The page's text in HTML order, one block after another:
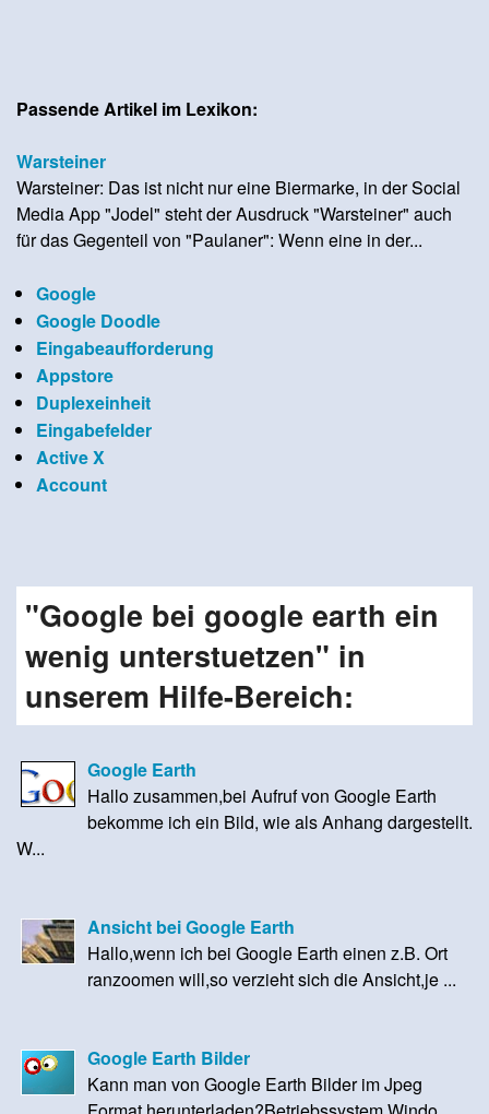
Passende Artikel im Lexikon:
Warsteiner
Warsteiner: Das ist nicht nur eine Biermarke, in der Social
Media App "Jodel" steht der Ausdruck "Warsteiner" auch
für das Gegenteil von "Paulaner": Wenn eine in der...
Google
Google Doodle
Eingabeaufforderung
Appstore
Duplexeinheit
Eingabefelder
Active X
Account
"Google bei google earth ein
wenig unterstuetzen" in
unserem Hilfe-Bereich:
Google Earth
Hallo zusammen,bei Aufruf von Google Earth
bekomme ich ein Bild, wie als Anhang dargestellt.
W...
Ansicht bei Google Earth
Hallo,wenn ich bei Google Earth einen z.B. Ort
ranzoomen will,so verzieht sich die Ansicht,je ...
Google Earth Bilder
Kann man von Google Earth Bilder im Jpeg